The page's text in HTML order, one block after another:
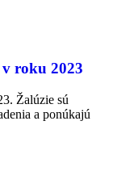
roku 2023
Žalúzie sú
a ponúkajú